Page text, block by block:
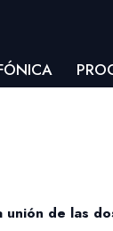
unión de las